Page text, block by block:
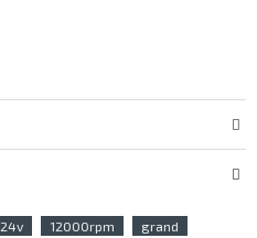
24v 12000rpm
grand